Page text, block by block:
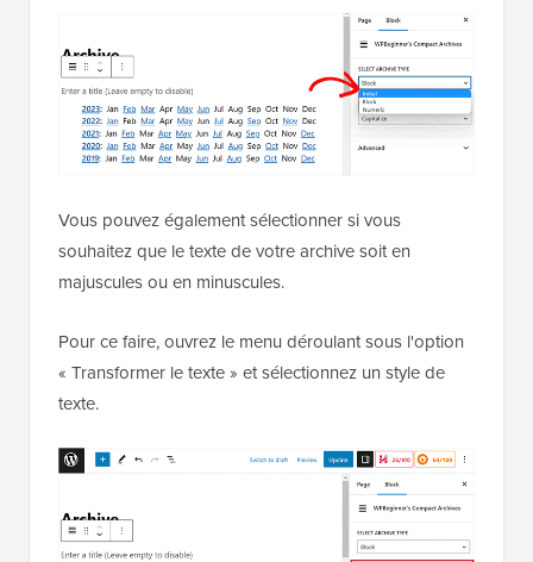
Vous pouvez également sélectionner si vous
souhaitez que le texte de votre archive soit en
majuscules ou en minuscules.
Pour ce faire, ouvrez le menu déroulant sous l'option
« Transformer le texte » et sélectionnez un style de
texte.